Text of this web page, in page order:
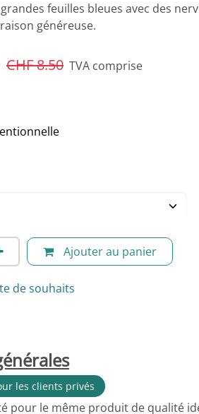
feuilles bleues avec des
généreuse.
CHF8.50 TVA comprise
Ajouter au panier
de souhaits
les clients privés
pour le même produit de qualité